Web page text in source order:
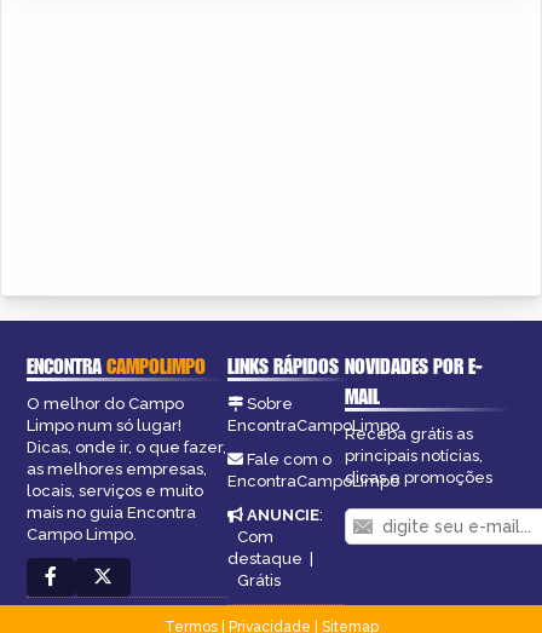
ENCONTRACAMPOLIMPO
O melhor do Campo
Limpo num só lugar!
Dicas, onde ir, o que fazer,
as melhores empresas,
locais, serviços e muito
mais no guia Encontra
Campo Limpo.
LINKS RÁPIDOS
Sobre
EncontraCampoLimpo
Fale com o
EncontraCampoLimpo
ANUNCIE:
Com
destaque |
Grátis
NOVIDADES POR E-
MAIL
Receba grátis as
principais notícias,
dicas e promoções
Termos| Privacidade
Sitemap